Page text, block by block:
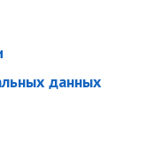
данных